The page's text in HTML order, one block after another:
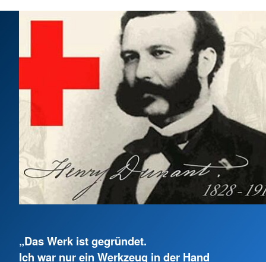
„Das Werk ist gegründet.
Ich war nur ein Werkzeug in der Hand